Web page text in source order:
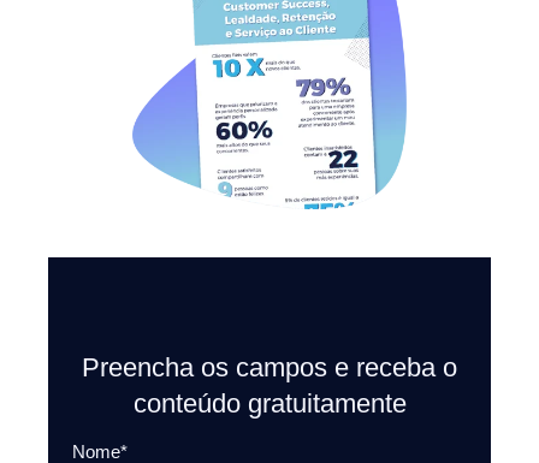
Preencha os campos e receba o
conteúdo gratuitamente
Nome*